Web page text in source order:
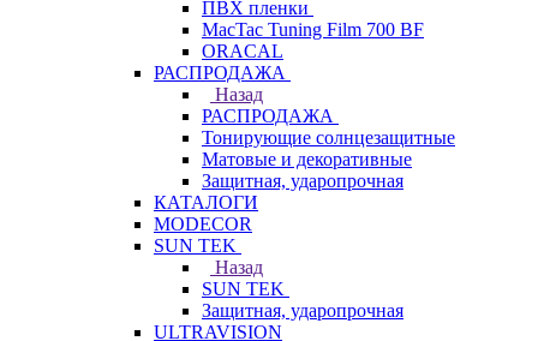
ПВХ пленки
MacTac Tuning Film 700 BF
ORACAL
РАСПРОДАЖА
Назад
РАСПРОДАЖА
Тонирующие солнцезащитные
Матовые и декоративные
Защитная, ударопрочная
КАТАЛОГИ
MODECOR
SUN TEK
Назад
SUN TEK
Защитная, ударопрочная
ULTRAVISION